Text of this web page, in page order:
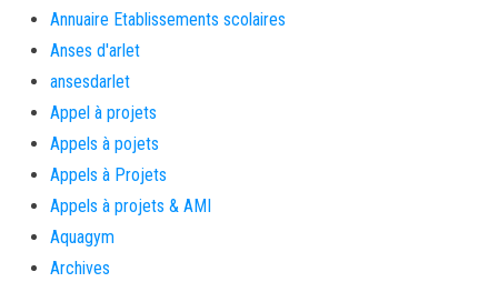
Annuaire Etablissements scolaires
Anses d'arlet
ansesdarlet
Appel à projets
Appels à pojets
Appels à Projets
Appels à projets & AMI
Aquagym
Archives